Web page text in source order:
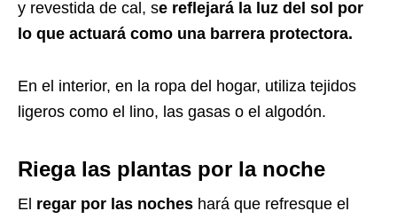
y revestida de cal, se reflejará la luz del sol por
lo que actuará como una barrera protectora.
En el interior, en la ropa del hogar, utiliza tejidos
ligeros como el lino, las gasas o el algodón.
Riega las plantas por la noche
El regar por las noches hará que refresque el